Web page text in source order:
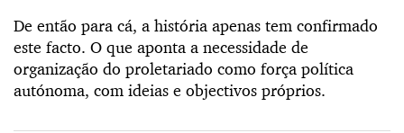
De então para cá, a história apenas tem confirmado
este facto. O que aponta a necessidade de
organização do proletariado como força política
autónoma, com ideias e objectivos próprios.